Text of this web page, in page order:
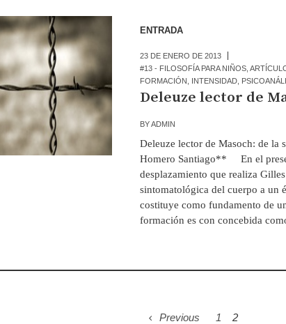
ENTRADA
23 DE ENERO DE 2013
#13 - FILOSOFÍA PARA NIÑOS,
FORMACIÓN
INTENSIDAD,
Deleuze lector de
BYADMIN
Deleuze lector de Masoch: de la
Homero Santiago** En el
desplazamiento que realiza
sintomatológica del cuerpo a un
costituye como fundamento de
formación es con concebida
Previous 1 2